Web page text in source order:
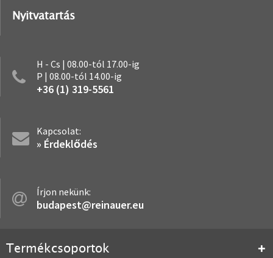
Nyitvatartás
H - Cs | 08.00-tól 17.00-ig
P | 08.00-tól 14.00-ig
+36 (1) 319-5561
Kapcsolat:
» Érdeklődés
Írjon nekünk:
budapest@reinauer.eu
Termékcsoportok